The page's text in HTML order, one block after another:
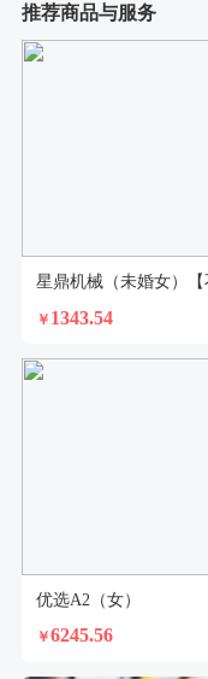
推荐商品与服务
￥ 1343.54
优选A2（女）
￥6245.56